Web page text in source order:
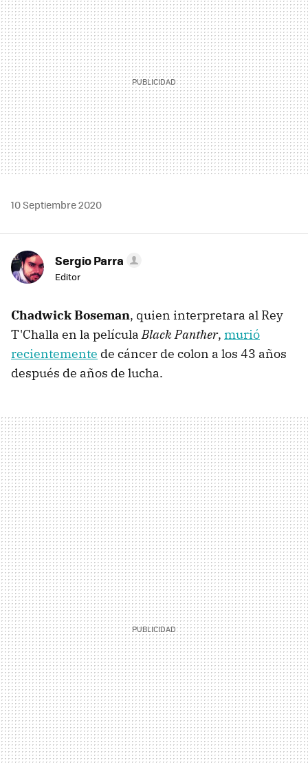
10 Septiembre 2020
Sergio Parra
Editor
Chadwick Boseman, quien interpretara al Rey
T'Challa en la películaBlack Panther, murió
recientemente de cáncer de colon a los 43 años
después de años de lucha.